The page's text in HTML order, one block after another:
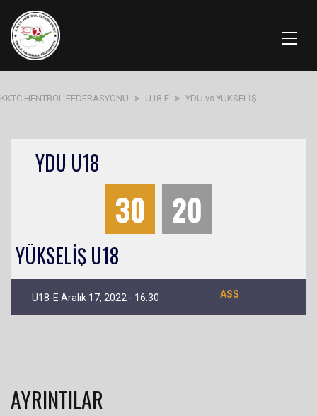
KKTC HENTBOL FEDERASYONU > U18-E > YDÜ vs YÜKSELİŞ
YDÜ U18
30 20
YÜKSELİŞ U18
U18-E Aralık 17, 2022 - 16:30 ASS
AYRINTILAR